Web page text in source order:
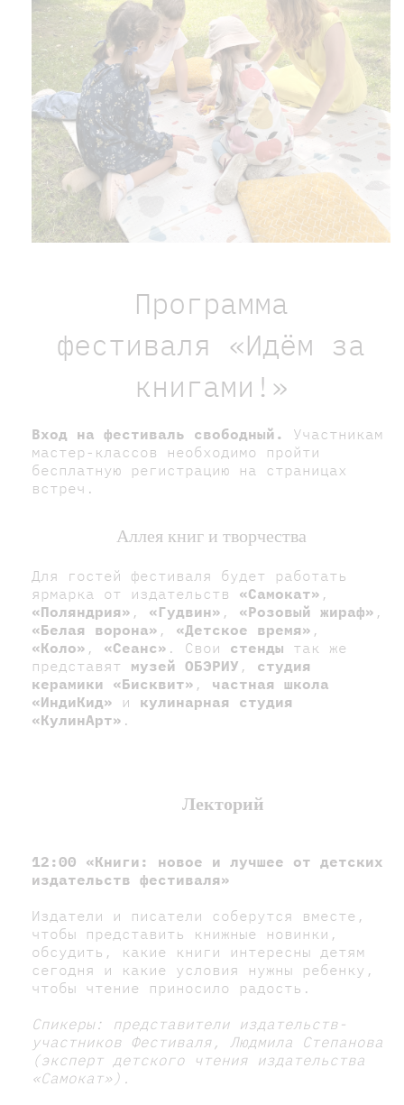
Программа
фестиваля «Идём за
книгами!»
Вход на фестиваль свободный.
Участникам
мастер-классов необходимо пройти
бесплатную регистрацию на страницах
встреч.
Аллея книг и творчества
Для гостей фестиваля будет работать
ярмарка от издательств «Самокат» ,
«Поляндрия» , «Гудвин» , «Розовый жираф» ,
«Белая ворона» , «Детское время» ,
«Коло» , «Сеанс» . Свои стенды так же
представят музей ОБЭРИУ , студия
керамики «Бисквит» , частная школа
«ИндиКид» и кулинарная студия
«КулинАрт» .
Лекторий
12:00 «Книги: новое и лучшее от детских
издательств фестиваля»
Издатели и писатели соберутся вместе,
чтобы представить книжные новинки,
обсудить, какие книги интересны детям
сегодня и какие условия нужны ребенку,
чтобы чтение приносило радость.
Спикеры: представители издательств-
участников Фестиваля, Людмила Степанова
(эксперт детского чтения издательства
«Самокат»).